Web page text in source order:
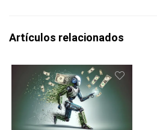
Artículos relacionados